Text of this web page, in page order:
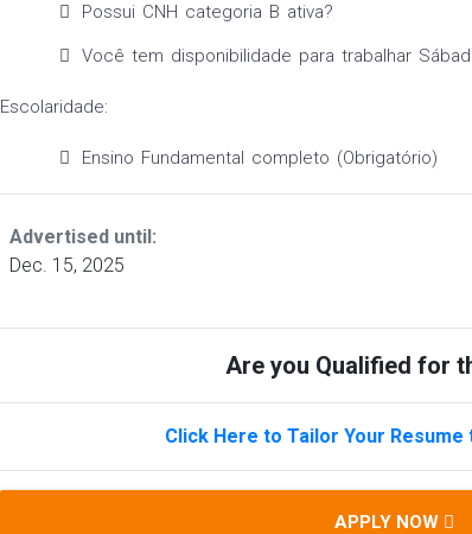
Possui CNH categoria B ativa?
Você tem disponibilidade para trabalhar
Escolaridade:
Ensino Fundamental completo (Obrigatório)
Advertised until:
Dec. 15, 2025
Are you Qualified for
Click Here to Tailor Your
APPLY NOW